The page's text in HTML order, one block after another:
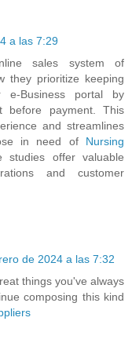
a las 7:29
sales system of
they prioritize keeping
e-Business portal by
before payment. This
and streamlines
in need of Nursing
studies offer valuable
and customer
de 2024 a las 7:32
things you've always
composing this kind